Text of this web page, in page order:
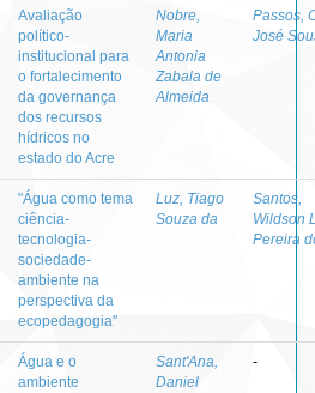
Avaliação
político-
institucional para
o fortalecimento
da governança
dos recursos
hídricos no
estado do Acre
Nobre,
Maria
Antonia
Zabala de
Almeida
Passos,
José
"Água como tema
ciência-
tecnologia-
sociedade-
ambiente na
perspectiva da
ecopedagogia"
Luz, Tiago
Souza da
Santos,
Wildson
Pereira
Água e o
ambiente
Sant'Ana,
Daniel
-